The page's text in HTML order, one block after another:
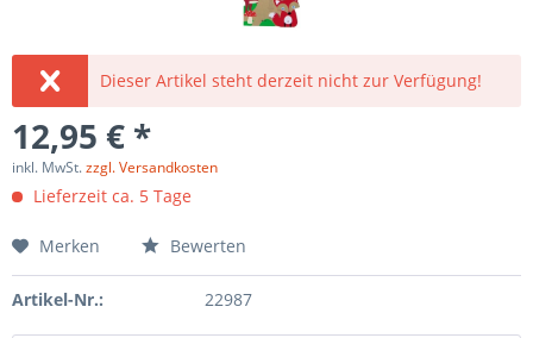
Dieser Artikel steht derzeit nicht zur Verfügung!
12,95 € *
inkl. MwSt.zzgl. Versandkosten
Lieferzeit ca. 5 Tage
Merken Bewerten
Artikel-Nr.: 22987